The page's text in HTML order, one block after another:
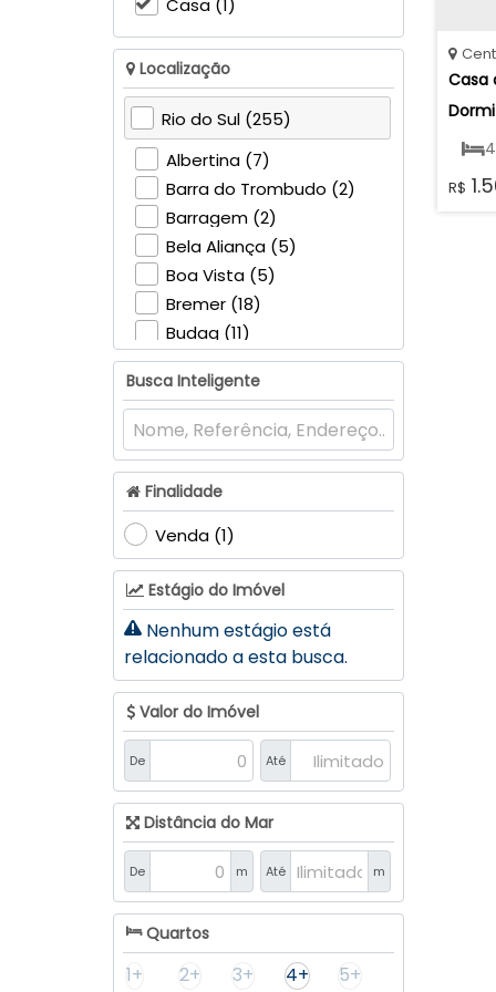
Casa (1)
Localização
Rio do Sul (255)
Albertina (7)
Barra do Trombudo (2)
Barragem (2)
Bela Aliança (5)
Boa Vista (5)
Bremer (18)
Budag (11)
Canoas (11)
Canta Galo (22)
Centro (13)
Eugênio Schneider (14)
Fundo Canoas (15)
Jardim América (10)
Laranjeiras (18)
Navegantes (4)
Pamplona (7)
Progresso (12)
Rainha (3)
Santana (23)
Sumaré (31)
Taboão (18)
Valada Itoupava (4)
Lontras (10)
Centro (4)
Firma Rauh (1)
Jardim Primavera (2)
Riachuelo (1)
Salto Pilão (2)
Busca Inteligente
Finalidade
Venda (1)
Estágio do Imóvel
Nenhum estágio está
relacionado a esta busca.
Valor do Imóvel
De Até
Distância do Mar
De m Até m
Quartos
1+ 2+ 3+ 4+ 5+
Casa
R$
4
2